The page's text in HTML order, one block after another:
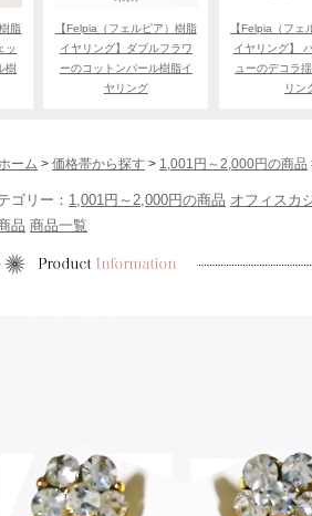
脂
ッ
樹
【Felpia（フェルピア）樹脂
イヤリング】ダブルフラワ
ーのコットンパール樹脂イ
ヤリング
【Felpia（フェ
イヤリング】
ューのデコラ
リン
ーム > 価格帯から探す > 1,001円～2,000円の商品
ゴリー： 1,001円～2,000円の商品 オフィスカ
品 商品一覧